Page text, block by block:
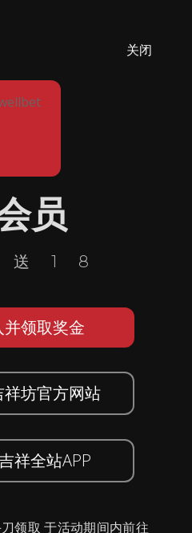
关闭
员
送18
并领取奖金
坊官方网站
祥全站APP
领取 于活动期间内前往